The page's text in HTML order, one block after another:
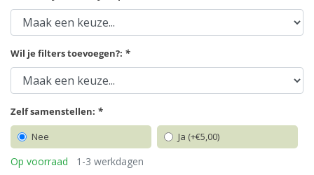
Wil je filters toevoegen?: *
Zelf samenstellen: *
Nee
Ja (+€5,00)
Op voorraad 1-3 werkdagen